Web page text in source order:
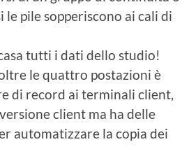
pile sopperiscono ai cali di
tutti i dati dello studio!
le quattro postazioni è
di record ai terminali client,
client ma ha delle
automatizzare la copia dei